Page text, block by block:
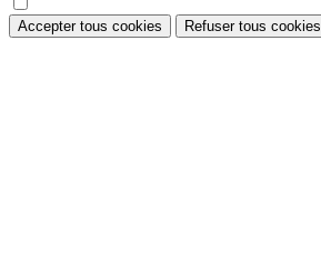
Accepter tous cookies Refuser tous cookies